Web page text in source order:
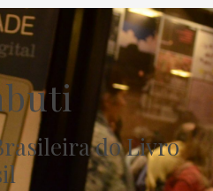
do Livro